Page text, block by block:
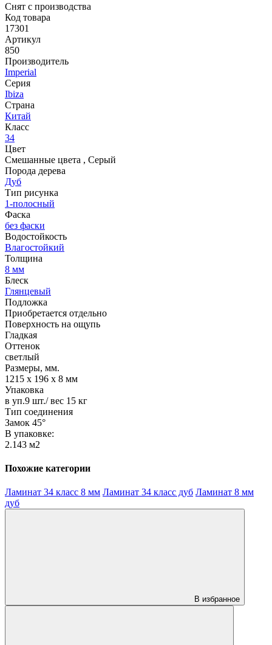
Снят с производства
Код товара
17301
Артикул
850
Производитель
Imperial
Серия
Ibiza
Страна
Китай
Класс
34
Цвет
Смешанные цвета , Серый
Порода дерева
Дуб
Тип рисунка
1-полосный
Фаска
без фаски
Водостойкость
Влагостойкий
Толщина
8 мм
Блеск
Глянцевый
Подложка
Приобретается отдельно
Поверхность на ощупь
Гладкая
Оттенок
светлый
Размеры, мм.
1215 х 196 х 8 мм
Упаковка
в уп.9 шт./ вес 15 кг
Тип соединения
Замок 45°
В упаковке:
2.143 м2
Похожие категории
Ламинат 34 класс 8 мм Ламинат 34 класс дуб Ламинат 8 мм
дуб
В избранное